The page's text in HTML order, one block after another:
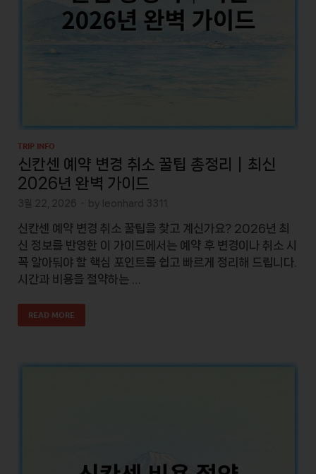
TRIP INFO
신칸센 예약 변경 취소 꿀팁 총정리｜최신
2026년 완벽 가이드
3월 22, 2026 - by leonhard 3311
신칸센 예약 변경 취소 꿀팁을 찾고 계신가요? 2026년 최
신 정보를 반영한 이 가이드에서는 예약 후 변경이나 취소 시
꼭 알아둬야 할 핵심 포인트를 쉽고 빠르게 정리해 드립니다.
시간과 비용을 절약하는 …
READ MORE